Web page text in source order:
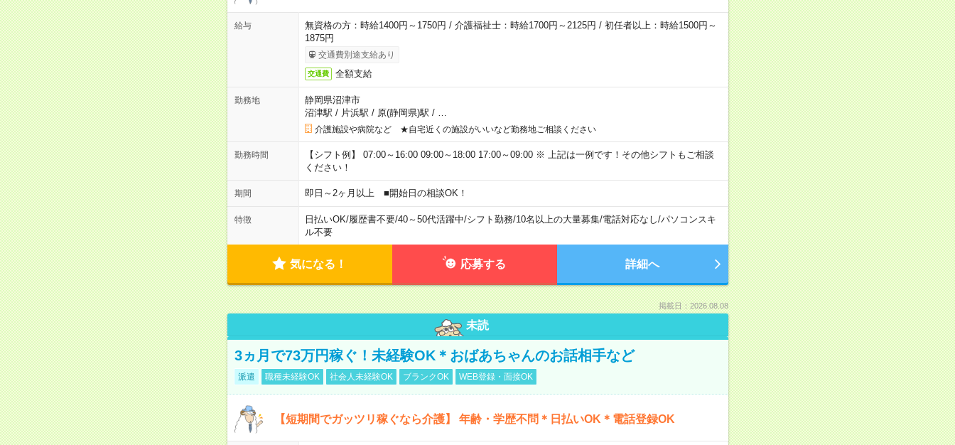
給与
無資格の方：時給1400円～1750円 / 介護福祉士：時給1700円～2125円 / 初任者以上：時給1500円～
1875円
交通費別途支給あり
交通費 全額支給
勤務地
静岡県沼津市
沼津駅 / 片浜駅 / 原(静岡県)駅 /
介護施設や病院など ★自宅近くの施設がいいなど勤務地ご相談ください
勤務時間
【シフト例】 07:00～16:00 09:00～18:00 17:00～09:00 ※ 上記は一例です！その他シフトもご相談
ください！
期間 即日～2ヶ月以上 ■開始日の相談OK！
特徴 日払いOK/履歴書不要/40～50代活躍中/シフト勤務/10名以上の大量募集/電話対応なし/パソコンスキ
ル不要
気になる！ 応募する 詳細へ
掲載日：2026.08.08
未読
3ヵ月で73万円稼ぐ！未経験OK＊おばあちゃんのお話相手など
派遣 職種未経験OK 社会人未経験OK ブランクOK WEB登録・面接OK
【短期間でガッツリ稼ぐなら介護】 年齢・学歴不問＊日払いOK＊電話登録OK